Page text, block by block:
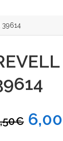
39614
€ 6,00